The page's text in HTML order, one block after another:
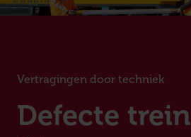
Vertragingen door techniek
:
Defecte trein